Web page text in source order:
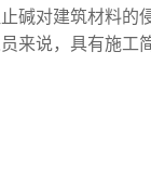
碱对建筑材料的
来说，具有施工